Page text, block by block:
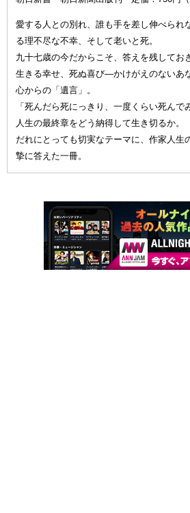
愛する人との別れ、誰も手を差し伸べられ
る理不尽な不幸、そして老いと死。
九十七歳の今だからこそ、答えを残してお
生きる幸せ、死ぬ喜び—かけがえのないあ
心からの「遺言」。
「死んだら死にっきり、一度くらい死んで
人生の最終章をどう納得して生き切るか。
だれにとっても切実なテーマに、作家人生
摯に答えた一冊。